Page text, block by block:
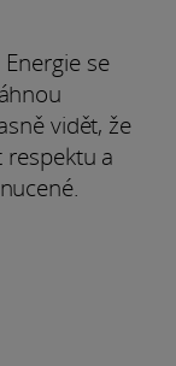
se
vidět, že
respektu a